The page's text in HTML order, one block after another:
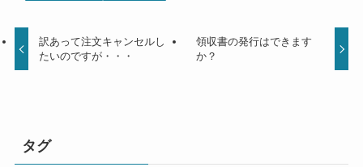
訳あって注文キャンセルし
たいのですが・・・
領収書の発行はできます
か？
タグ